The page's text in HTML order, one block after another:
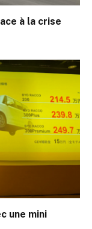
à la crise
une mini